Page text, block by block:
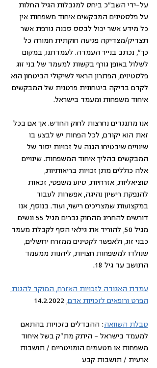
על-ידי השב"כ ביחס למגבלות הגיל החלות
על פלסטינים המבקשים איחוד משפחות אין
כל מידע אשר יכול לבסס סכנה גורפת אשר
תצדיק/מצדיקה פגיעה חוקתית חמורה כל
כך", נכתב בנייר העמדה. לעמדתנו, במקום
לשלול באופן גורף בקשות למעמד של בני זוג
פלסטינים, הפתרון הראוי לשיקולי הביטחון הוא
לקדם בדיקה ביטחונית פרטנית של המבקשים
איחוד משפחות ומעמד בישראל.
אנו מתנגדים נחרצות לחוק החדש. אך אם בכל
זאת הוא יקודם, לכל הפחות יש לבצע בו
שינויים שיבטיחו הגנה על זכויות יסוד של
המבקשים בהליך איחוד המשפחות. שינויים
אלה כוללים מתן זכויות בריאותיות,
סוציאליות, אזרחיות, סיוע משפטי, זכאות
להנפקת רישיון נהיגה, אפשרות לעבוד
במקצועות שמצריכים רישוי, ועוד. בנוסף, אנו
דורשים להחריג מהחוק גברים מגיל 55 ונשים
מגיל 50, להוריד את גילאי הסף לקבלת מעמד
כבני זוג, ולאפשר לקטינים ממזרח ירושלים,
שנולדו למשפחות חצויות, ליהנות ממעמד
התושב עד גיל 18.
עמדת האגודה לזכויות האזרח, המוקד להגנת
הפרט ורופאים לזכויות אדם, 14.2.2022
טבלת השוואה: ההבדלים בזכויות בהתאם
למעמד בישראל – היתק מת"ק בשל איחוד
משפחות או מטעמים הומניטריים / תושבות
ארעית / תושבות קבע